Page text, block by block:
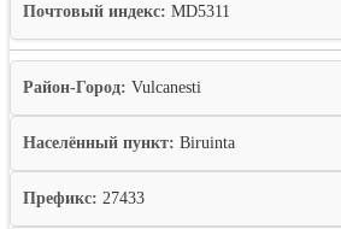
Почтовый индекс: MD5311
Район-Город: Vulcanesti
Населённый пункт: Biruinta
Префикс: 27433